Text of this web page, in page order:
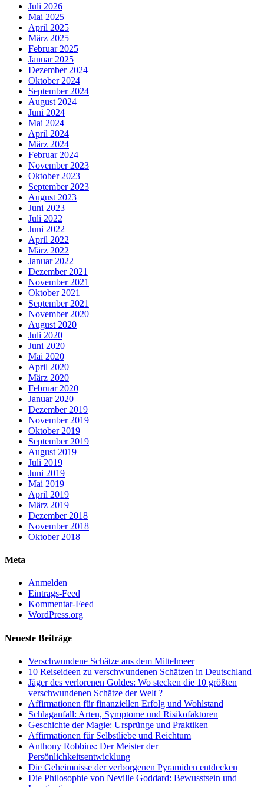
Juli 2026
Mai 2025
April 2025
März 2025
Februar 2025
Januar 2025
Dezember 2024
Oktober 2024
September 2024
August 2024
Juni 2024
Mai 2024
April 2024
März 2024
Februar 2024
November 2023
Oktober 2023
September 2023
August 2023
Juni 2023
Juli 2022
Juni 2022
April 2022
März 2022
Januar 2022
Dezember 2021
November 2021
Oktober 2021
September 2021
November 2020
August 2020
Juli 2020
Juni 2020
Mai 2020
April 2020
März 2020
Februar 2020
Januar 2020
Dezember 2019
November 2019
Oktober 2019
September 2019
August 2019
Juli 2019
Juni 2019
Mai 2019
April 2019
März 2019
Dezember 2018
November 2018
Oktober 2018
Meta
Anmelden
Eintrags-Feed
Kommentar-Feed
WordPress.org
Neueste Beiträge
Verschwundene Schätze aus dem Mittelmeer
10 Reiseideen zu verschwundenen Schätzen in Deutschland
Jäger des verlorenen Goldes: Wo stecken die 10 größten
verschwundenen Schätze der Welt ?
Affirmationen für finanziellen Erfolg und Wohlstand
Schlaganfall: Arten, Symptome und Risikofaktoren
Geschichte der Magie: Ursprünge und Praktiken
Affirmationen für Selbstliebe und Reichtum
Anthony Robbins: Der Meister der
Persönlichkeitsentwicklung
Die Geheimnisse der verborgenen Pyramiden entdecken
Die Philosophie von Neville Goddard: Bewusstsein und